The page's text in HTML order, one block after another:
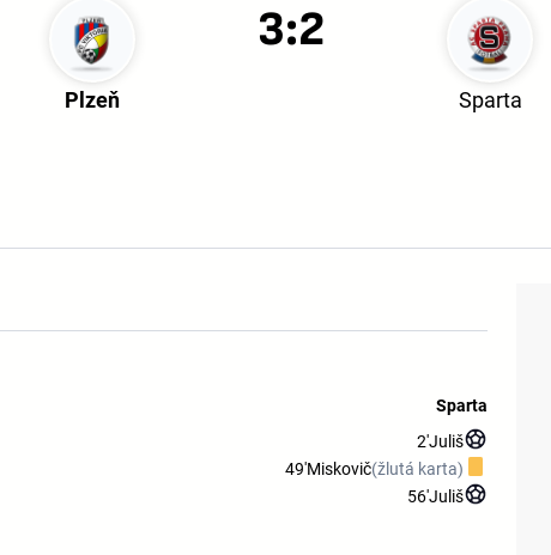
Plzeň Sparta
3:2
Sparta
2'Juliš
49'Miskovič(žlutá karta)
56'Juliš